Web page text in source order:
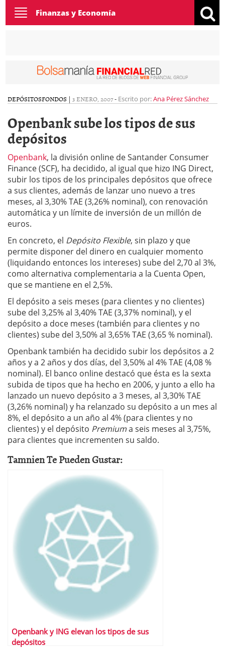
Toggle
navigation
Finanzas y Economía
DEPÓSITOSFONDOS | 3 ENERO, 2007- Escrito por:Ana Pérez Sánchez
Openbank sube los tipos de sus
depósitos
Openbank, la división online de Santander Consumer
Finance (SCF), ha decidido, al igual que hizo ING Direct,
subir los tipos de los principales depósitos que ofrece
a sus clientes, además de lanzar uno nuevo a tres
meses, al 3,30% TAE (3,26% nominal), con renovación
automática y un límite de inversión de un millón de
euros.
En concreto, el Depósito Flexible, sin plazo y que
permite disponer del dinero en cualquier momento
(liquidando entonces los intereses) sube del 2,70 al 3%,
como alternativa complementaria a la Cuenta Open,
que se mantiene en el 2,5%.
El depósito a seis meses (para clientes y no clientes)
sube del 3,25% al 3,40% TAE (3,37% nominal), y el
depósito a doce meses (también para clientes y no
clientes) sube del 3,50% al 3,65% TAE (3,65 % nominal).
Openbank también ha decidido subir los depósitos a 2
años y a 2 años y dos días, del 3,50% al 4% TAE (4,08 %
nominal). El banco online destacó que ésta es la sexta
subida de tipos que ha hecho en 2006, y junto a ello ha
lanzado un nuevo depósito a 3 meses, al 3,30% TAE
(3,26% nominal) y ha relanzado su depósito a un mes al
8%, el depósito a un año al 4% (para clientes y no
clientes) y el depósito Premiuma seis meses al 3,75%,
para clientes que incrementen su saldo.
Tamnien Te Pueden Gustar:
Openbank y ING elevan los tipos de sus
depósitos